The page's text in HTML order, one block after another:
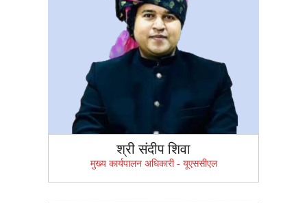
श्री संदीप शिवा
मुख्य कार्यपालन अधिकारी - यूएससीएल